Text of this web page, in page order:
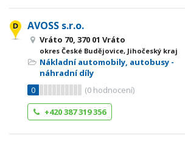
AVOSS s.r.o.
Vráto 70, 370 01 Vráto
okres České Budějovice, Jihočeský kraj
Nákladní automobily, autobusy -
náhradní díly
0
(0 hodnocení)
+420 387 319 356